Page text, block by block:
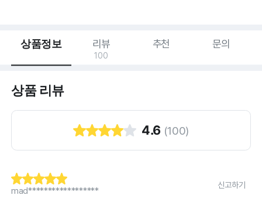
상품정보 리뷰
100
추천 문의
상품 리뷰
4.6 (100)
mad******************
신고하기